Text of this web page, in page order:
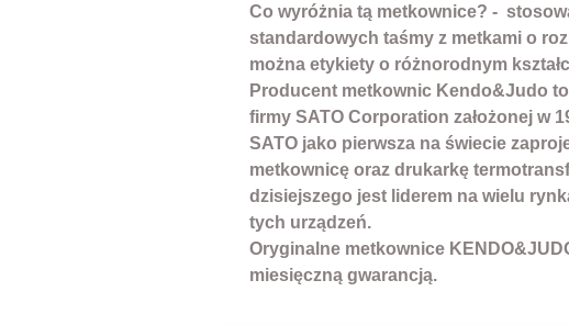
Co wyróżnia tą metkownice? -
standardowych taśmy z metkami o
można etykiety o różnorodnym
Producent metkownic Kendo&Judo
firmy SATO Corporation założonej w
SATO jako pierwsza na świecie
metkownicę oraz drukarkę
dzisiejszego jest liderem na wielu
tych urządzeń.
Oryginalne metkownice
miesięczną gwarancją.